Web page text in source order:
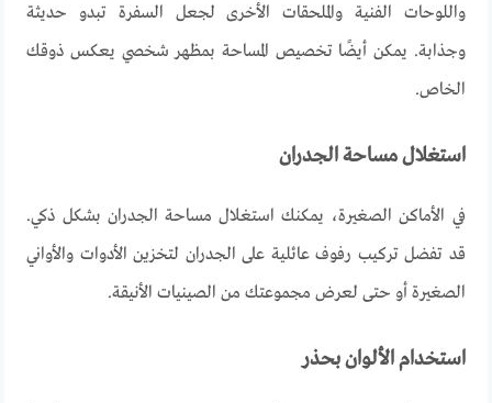
واللوحات الفنية والملحقات الأخرى لجعل السفرة تبدو حديثة
وجذابة. يمكن أيضًا تخصيص المساحة بمظهر شخصي يعكس ذوقك
الخاص.
استغلال مساحة الجدران
في الأماكن الصغيرة، يمكنك استغلال مساحة الجدران بشكل ذكي.
قد تفضل تركيب رفوف عائلية على الجدران لتخزين الأدوات والأواني
الصغيرة أو حتى لعرض مجموعتك من الصينيات الأنيقة.
استخدام الألوان بحذر